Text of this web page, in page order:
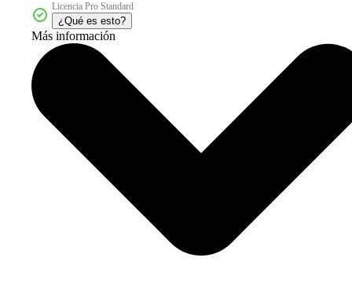
Licencia Pro Standard
¿Qué es esto?
Más información